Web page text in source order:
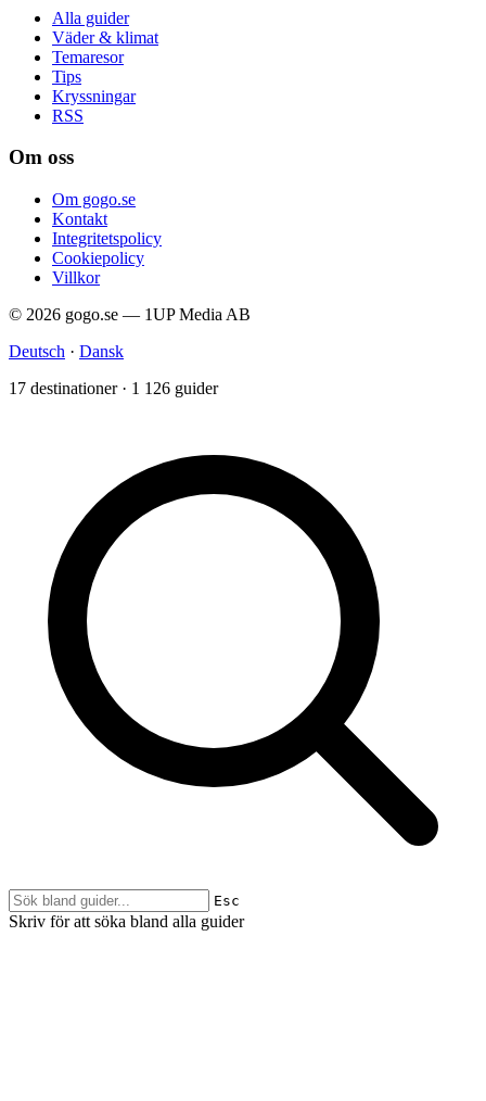
Alla guider
Väder & klimat
Temaresor
Tips
Kryssningar
RSS
Om oss
Om gogo.se
Kontakt
Integritetspolicy
Cookiepolicy
Villkor
© 2026 gogo.se — 1UP Media AB
Deutsch · Dansk
17 destinationer · 1 126 guider
Esc
Skriv för att söka bland alla guider